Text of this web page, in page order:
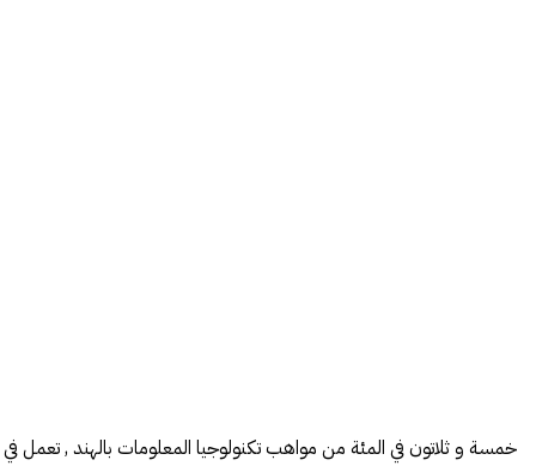
خمسة و ثلاتون في المئة من مواهب تكنولوجيا المعلومات بالهند , تعمل في